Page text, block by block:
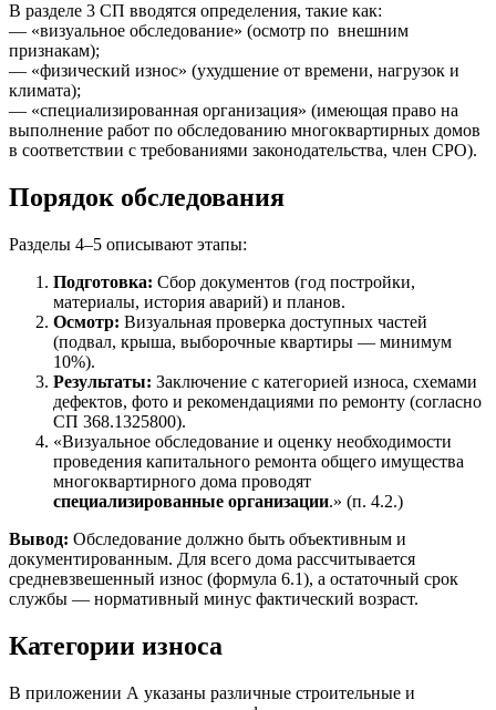
В разделе 3 СП вводятся определения, такие как:
— «визуальное обследование» (осмотр по внешним
признакам);
— «физический износ» (ухудшение от времени, нагрузок и
климата);
— «специализированная организация» (имеющая право на
выполнение работ по обследованию многоквартирных домов
в соответствии с требованиями законодательства, член СРО).
Порядок обследования
Разделы 4–5 описывают этапы:
Подготовка: Сбор документов (год постройки,
материалы, история аварий) и планов.
Осмотр: Визуальная проверка доступных частей
(подвал, крыша, выборочные квартиры — минимум
10%).
Результаты: Заключение с категорией износа, схемами
дефектов, фото и рекомендациями по ремонту (согласно
СП 368.1325800).
«Визуальное обследование и оценку необходимости
проведения капитального ремонта общего имущества
многоквартирного дома проводят
специализированные организации.» (п. 4.2.)
Вывод: Обследование должно быть объективным и
документированным. Для всего дома рассчитывается
средневзвешенный износ (формула 6.1), а остаточный срок
службы — нормативный минус фактический возраст.
Категории износа
В приложении А указаны различные строительные и